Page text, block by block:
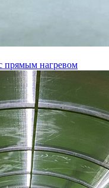
прямым нагревом